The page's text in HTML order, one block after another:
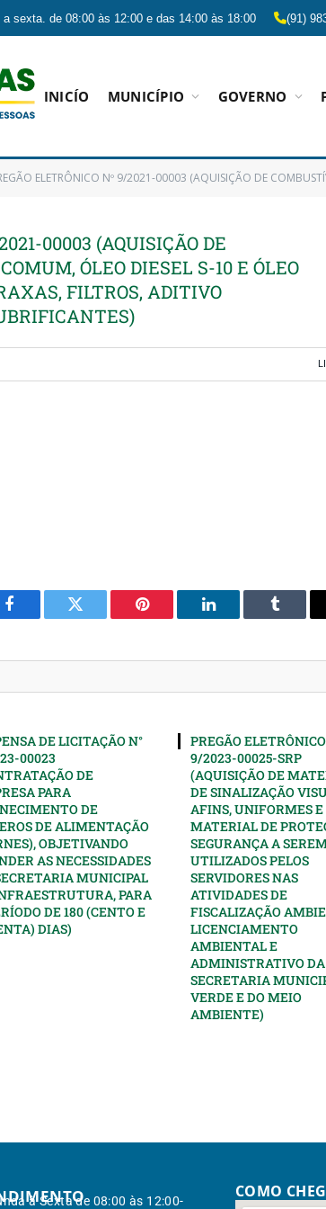
a sexta. de 08:00 às 12:00 e das 14:00 às 18:00 (91)
INICÍO MUNICÍPIO GOVERNO
ELETRÔNICO Nº 9/2021-00003 (AQUISIÇÃO DE COMBUSTÍVEIS: GASOLINA COMUM, ÓLEO
00003 (AQUISIÇÃO DE
ÓLEO DIESEL S-10 E ÓLEO
FILTROS, ADITIVO
Facebook Twitter Pinterest LinkedIn Tumblr
DE LICITAÇÃO N°
00023
DE
PARA
DE
DE ALIMENTAÇÃO
OBJETIVANDO
AS NECESSIDADES
MUNICIPAL
PARA
DE 180 (CENTO E
DIAS)
PREGÃO
9/2023-00025-SRP
(AQUISIÇÃO DE
DE SINALIZAÇÃO
AFINS, UNIFORMES E
MATERIAL DE
SEGURANÇA A
UTILIZADOS PELOS
SERVIDORES NAS
ATIVIDADES DE
FISCALIZAÇÃO
LICENCIAMENTO
AMBIENTAL E
ADMINISTRATIVO DA
SECRETARIA
VERDE E DO MEIO
AMBIENTE)
à Sexta de 08:00 às 12:00- COMO